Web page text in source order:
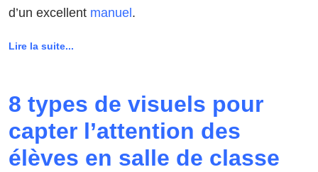
d’un excellent manuel .
Lire la suite...
8 types de visuels pour
capter l’attention des
élèves en salle de classe